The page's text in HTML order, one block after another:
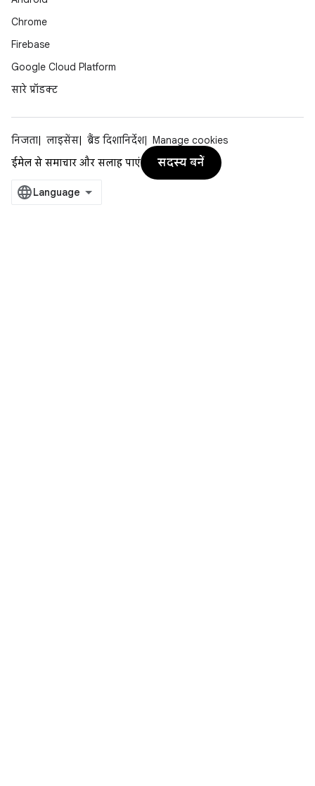
Chrome
Firebase
Google Cloud Platform
सारे प्रॉडक्ट
निजता लाइसेंस ब्रैंड दिशानिर्देश
Manage cookies
ईमेल से समाचार और सलाह पाएं
सदस्य बनें